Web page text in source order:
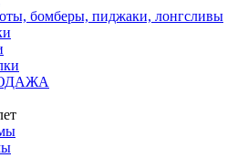
бомберы, пиджаки, лонгсливы